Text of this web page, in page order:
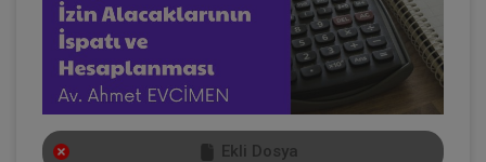
Ekli Dosya